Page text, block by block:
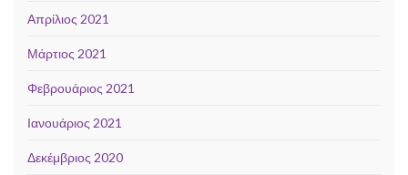
Απρίλιος 2021
Μάρτιος 2021
Φεβρουάριος 2021
Ιανουάριος 2021
Δεκέμβριος 2020